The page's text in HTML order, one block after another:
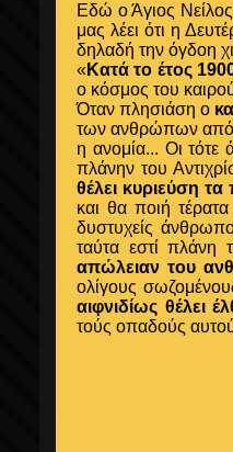
Εδώ ο Άγιος
μας λέει ότι η
δηλαδή την όγδοη
«Κατά το έτος
ο κόσμος του
Όταν πλησιάση ο
των ανθρώπων από
η ανομία... Οι
πλάνην του
θέλει κυριεύση
και θα ποιή
δυστυχείς
ταύτα εστί πλάνη
απώλειαν του
ολίγους
αιφνιδίως θέλει
τούς οπαδούς